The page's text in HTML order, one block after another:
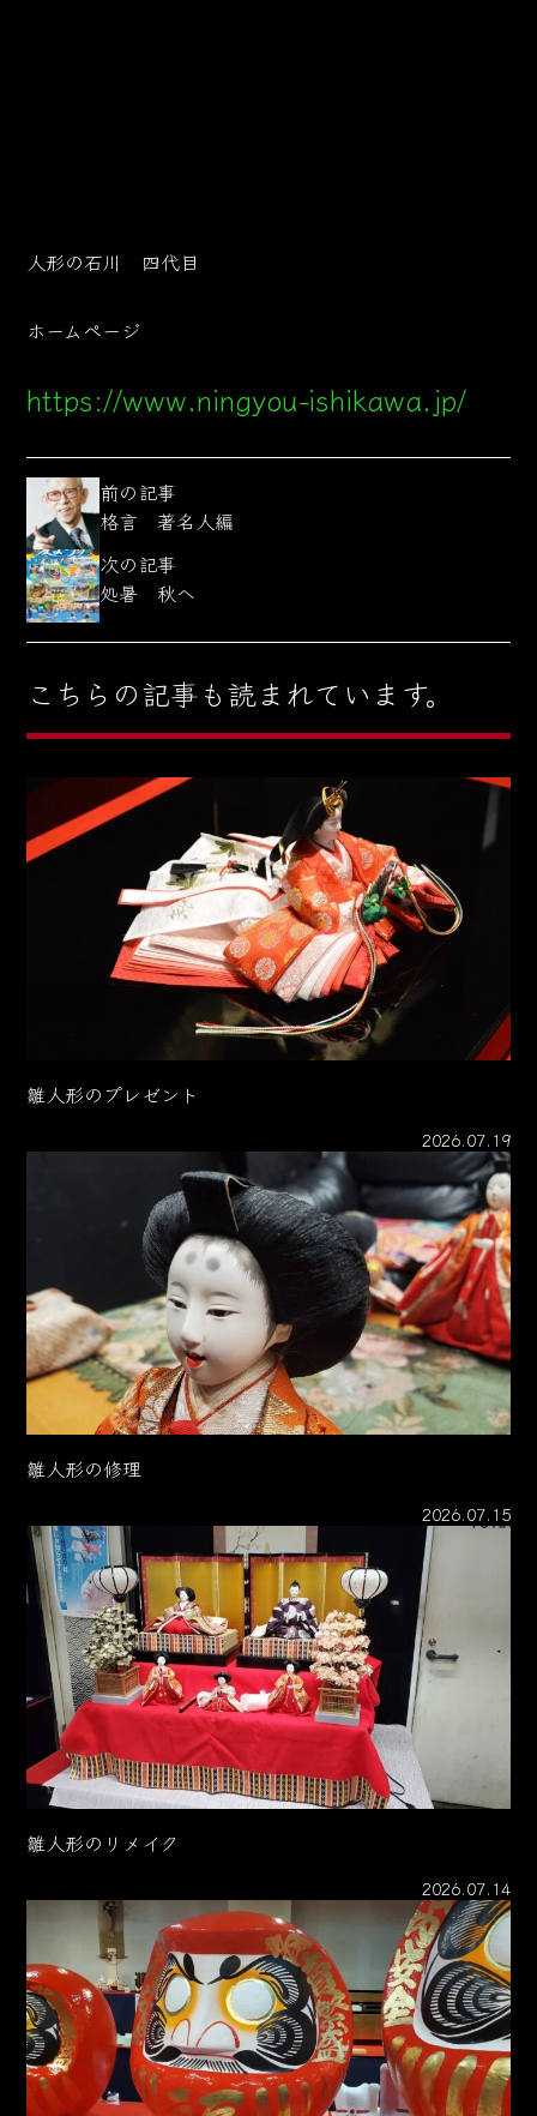
人形の石川 四代目
ホームページ
https://www.ningyou-ishikawa.jp/
前の記事
格言 著名人編
次の記事
処暑 秋へ
こちらの記事も読まれています。
雛人形のプレゼント
2026.07.19
雛人形の修理
2026.07.15
雛人形のリメイク
2026.07.14